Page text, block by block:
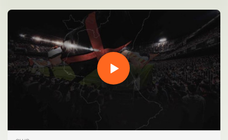
PRIMER EQUIPO